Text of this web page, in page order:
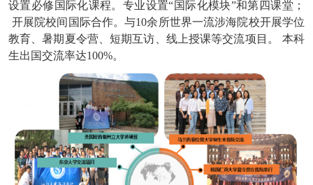
设置必修国际化课程。专业设置“国际化模块”和第四课堂；
开展院校间国际合作。与10余所世界一流涉海院校开展学位
教育、暑期夏令营、短期互访、线上授课等交流项目。
本科
生出国交流率达100%。